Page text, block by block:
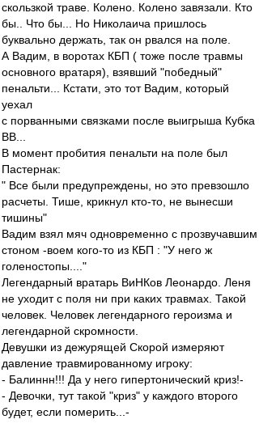
скользкой траве. Колено. Колено завязали. Кто
бы.. Что бы... Но Николаича пришлось
буквально держать, так он рвался на поле.
А Вадим, в воротах КБП ( тоже после травмы
основного вратаря), взявший "победный"
пенальти... Кстати, это тот Вадим, который
уехал
с порванными связками после выигрыша Кубка
ВВ...
В момент пробития пенальти на поле был
Пастернак:
" Все были предупреждены, но это превзошло
расчеты. Тише, крикнул кто-то, не вынесши
тишины"
Вадим взял мяч одновременно с прозвучавшим
стоном -воем кого-то из КБП : "У него ж
голеностопы...."
Легендарный вратарь ВиНКов Леонардо. Леня
не уходит с поля ни при каких травмах. Такой
человек. Человек легендарного героизма и
легендарной скромности.
Девушки из дежурящей Скорой измеряют
давление травмированному игроку:
- Балиннн!!! Да у него гипертонический криз!-
- Девочки, тут такой "криз" у каждого второго
будет, если померить...-